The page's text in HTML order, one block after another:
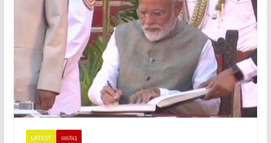
LATEST ଜାତୀୟ